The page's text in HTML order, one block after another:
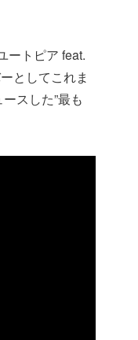
ートピア feat.
としてこれま
スした”最も